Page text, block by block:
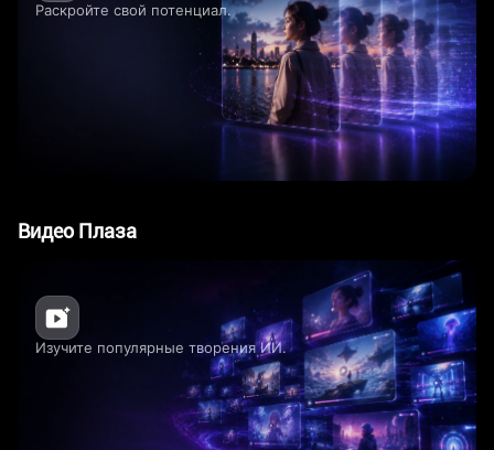
Раскройте свой потенциал.
Видео Плаза
Изучите популярные творения ИИ.